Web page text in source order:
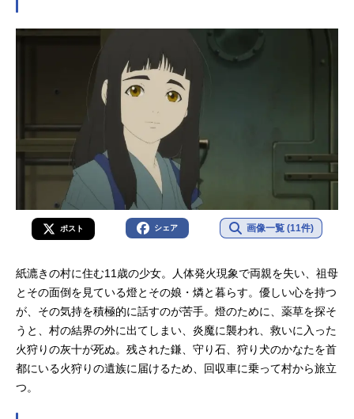
ポスト シェア 画像一覧 (11件)
紙漉きの村に住む11歳の少女。人体発火現象で両親を失い、祖母
とその面倒を見ている燈とその娘・燐と暮らす。優しい心を持つ
が、その気持を積極的に話すのが苦手。燈のために、薬草を探そ
うと、村の結界の外に出てしまい、炎魔に襲われ、救いに入った
火狩りの灰十が死ぬ。残された鎌、守り石、狩り犬のかなたを首
都にいる火狩りの遺族に届けるため、回収車に乗って村から旅立
つ。